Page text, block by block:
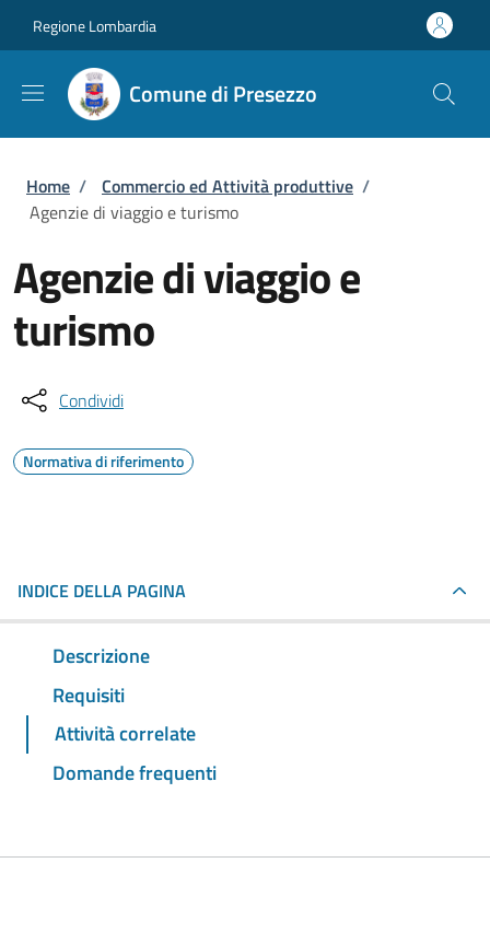
Regione Lombardia
Comune di Presezzo
Briciole di pane
Home / Commercio ed Attività produttive /
Agenzie di viaggio e turismo
Agenzie di viaggio e
turismo
Condividi
Normativa di riferimento
INDICE DELLA PAGINA
Descrizione
Requisiti
Attività correlate
Domande frequenti